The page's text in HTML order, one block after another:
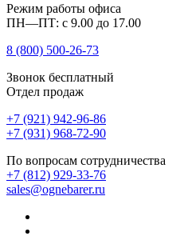
Режим работы офиса
ПН—ПТ: с 9.00 до 17.00
8 (800) 500-26-73
Звонок бесплатный
Отдел продаж
+7 (921) 942-96-86
+7 (931) 968-72-90
По вопросам сотрудничества
+7 (812) 929-33-76
sales@ognebarer.ru